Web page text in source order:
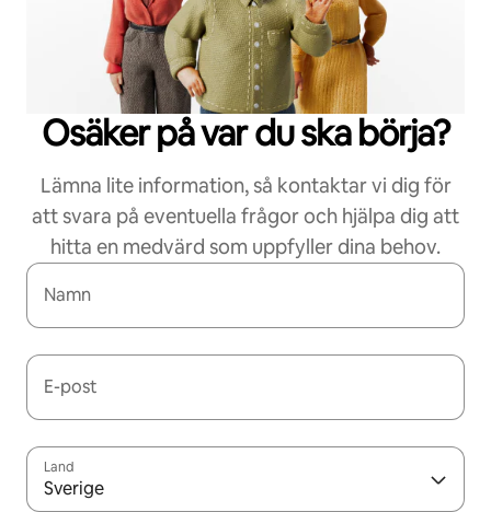
Osäker på var du ska börja?
Lämna lite information, så kontaktar vi dig för
att svara på eventuella frågor och hjälpa dig att
hitta en medvärd som uppfyller dina behov.
Namn
E-post
Land
Sverige